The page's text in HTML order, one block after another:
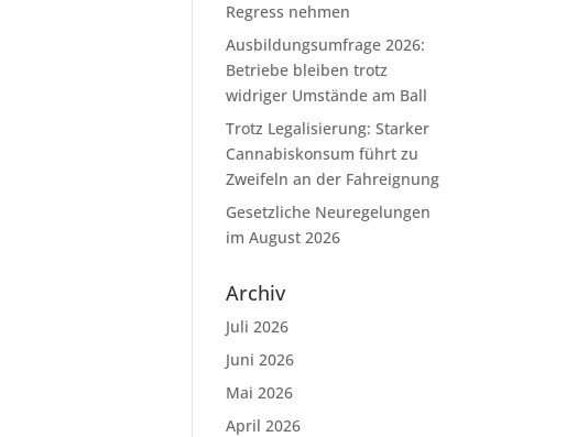
Regress nehmen
Ausbildungsumfrage 2026:
Betriebe bleiben trotz
widriger Umstände am Ball
Trotz Legalisierung: Starker
Cannabiskonsum führt zu
Zweifeln an der Fahreignung
Gesetzliche Neuregelungen
im August 2026
Archiv
Juli 2026
Juni 2026
Mai 2026
April 2026